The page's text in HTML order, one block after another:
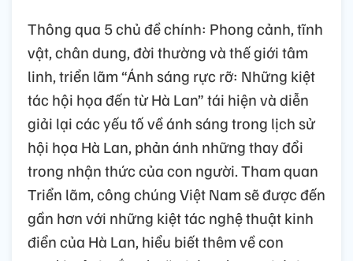
Thông qua 5 chủ đề chính: Phong cảnh, tĩnh
vật, chân dung, đời thường và thế giới tâm
linh, triển lãm “Ánh sáng rực rỡ: Những kiệt
tác hội họa đến từ Hà Lan” tái hiện và diễn
giải lại các yếu tố về ánh sáng trong lịch sử
hội họa Hà Lan, phản ánh những thay đổi
trong nhận thức của con người. Tham quan
Triển lãm, công chúng Việt Nam sẽ được đến
gần hơn với những kiệt tác nghệ thuật kinh
điển của Hà Lan, hiểu biết thêm về con